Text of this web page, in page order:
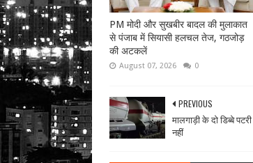
PM मोदी और सुखबीर बादल की मुलाकात
से पंजाब में सियासी हलचल तेज, गठजोड़
की अटकलें
August 07, 2026 0
PREVIOUS
मालगाड़ी के दो डिब्बे
नहीं